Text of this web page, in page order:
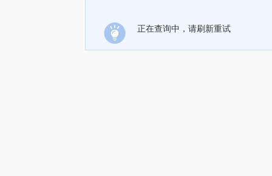
正在查询中，请刷新重试